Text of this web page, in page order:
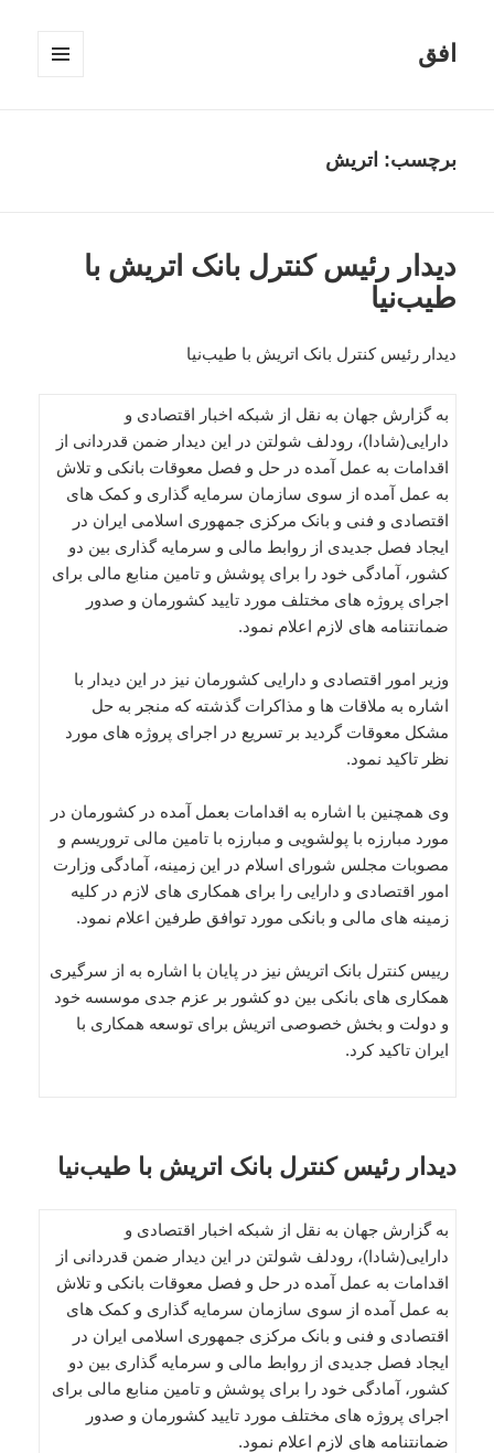
افق
برچسب: اتریش
دیدار رئیس کنترل بانک اتریش با
طیب‌نیا
دیدار رئیس کنترل بانک اتریش با طیب‌نیا
به گزارش جهان به نقل از شبکه اخبار اقتصادی و
دارایی(شادا)، رودلف شولتن در این دیدار ضمن قدردانی از
اقدامات به عمل آمده در حل و فصل معوقات بانکی و تلاش
به عمل آمده از سوی سازمان سرمایه گذاری و کمک های
اقتصادی و فنی و بانک مرکزی جمهوری اسلامی ایران در
ایجاد فصل جدیدی از روابط مالی و سرمایه گذاری بین دو
کشور، آمادگی خود را برای پوشش و تامین منابع مالی برای
اجرای پروژه‌ های مختلف مورد تایید کشورمان و صدور
ضمانتنامه های لازم اعلام نمود.
وزیر امور اقتصادی و دارایی کشورمان نیز در این دیدار با
اشاره به ملاقات ها و مذاکرات گذشته که منجر به حل
مشکل معوقات گردید بر تسریع در اجرای پروژه‌ های مورد
نظر تاکید نمود.
وی همچنین با اشاره به اقدامات بعمل آمده در کشورمان در
مورد مبارزه با پولشویی و مبارزه با تامین مالی تروریسم و
مصوبات مجلس شورای اسلام در این زمینه، آمادگی وزارت
امور اقتصادی و دارایی را برای همکاری های لازم در کلیه
زمینه های مالی و بانکی مورد توافق طرفین اعلام نمود.
رییس کنترل بانک اتریش نیز در پایان با اشاره به از سرگیری
همکاری های بانکی بین دو کشور بر عزم جدی موسسه خود
و دولت و بخش خصوصی اتریش برای توسعه همکاری با
ایران تاکید کرد.
دیدار رئیس کنترل بانک اتریش با طیب‌نیا
به گزارش جهان به نقل از شبکه اخبار اقتصادی و
دارایی(شادا)، رودلف شولتن در این دیدار ضمن قدردانی از
اقدامات به عمل آمده در حل و فصل معوقات بانکی و تلاش
به عمل آمده از سوی سازمان سرمایه گذاری و کمک های
اقتصادی و فنی و بانک مرکزی جمهوری اسلامی ایران در
ایجاد فصل جدیدی از روابط مالی و سرمایه گذاری بین دو
کشور، آمادگی خود را برای پوشش و تامین منابع مالی برای
اجرای پروژه‌ های مختلف مورد تایید کشورمان و صدور
ضمانتنامه های لازم اعلام نمود.